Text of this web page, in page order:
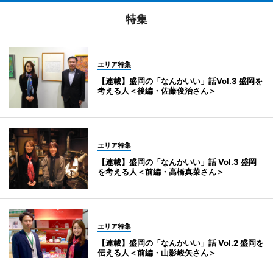
特集
エリア特集
【連載】盛岡の「なんかいい」話Vol.3 盛岡を
考える人＜後編・佐藤俊治さん＞
エリア特集
【連載】盛岡の「なんかいい」話 Vol.3 盛岡
を考える人＜前編・高橋真菜さん＞
エリア特集
【連載】盛岡の「なんかいい」話 Vol.2 盛岡を
伝える人＜前編・山影峻矢さん＞